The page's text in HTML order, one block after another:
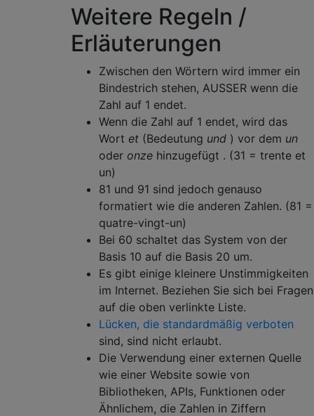
...
70 Soixante-Dix (buchstäblich
71 soixante et onze
...
80 Quatre-Vingts (beachten Sie die s;
90 Quatre-Vingt-Dix
91 quatre-vingt-onze
99 quatre-vingt-dix-neuf (4 * 20 + 10 + 9)
Weitere Regeln /
Erläuterungen
Zwischen den Wörtern wird immer ein
Bindestrich stehen, AUSSER wenn die
Zahl auf 1 endet.
Wenn die Zahl auf 1 endet, wird das
Wort et (Bedeutung und ) vor dem un
oder onze hinzugefügt . (31 = trente et
un)
81 und 91 sind jedoch genauso
formatiert wie die anderen Zahlen. (81 =
quatre-vingt-un)
Bei 60 schaltet das System von der
Basis 10 auf die Basis 20 um.
Es gibt einige kleinere Unstimmigkeiten
im Internet. Beziehen Sie sich bei Fragen
auf die oben verlinkte Liste.
Lücken, die standardmäßig verboten
sind, sind nicht erlaubt.
Die Verwendung einer externen Quelle
wie einer Website sowie von
Bibliotheken, APIs, Funktionen oder
Ähnlichem, die Zahlen in Ziffern